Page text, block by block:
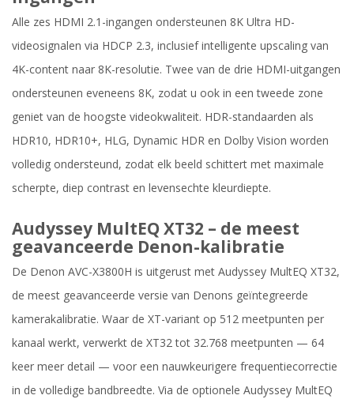
Alle zes HDMI 2.1-ingangen ondersteunen 8K Ultra HD-
videosignalen via HDCP 2.3, inclusief intelligente upscaling van
4K-content naar 8K-resolutie. Twee van de drie HDMI-uitgangen
ondersteunen eveneens 8K, zodat u ook in een tweede zone
geniet van de hoogste videokwaliteit. HDR-standaarden als
HDR10, HDR10+, HLG, Dynamic HDR en Dolby Vision worden
volledig ondersteund, zodat elk beeld schittert met maximale
scherpte, diep contrast en levensechte kleurdiepte.
Audyssey MultEQ XT32 – de meest
geavanceerde Denon-kalibratie
De Denon AVC-X3800H is uitgerust met Audyssey MultEQ XT32,
de meest geavanceerde versie van Denons geïntegreerde
kamerakalibratie. Waar de XT-variant op 512 meetpunten per
kanaal werkt, verwerkt de XT32 tot 32.768 meetpunten — 64
keer meer detail — voor een nauwkeurigere frequentiecorrectie
in de volledige bandbreedte. Via de optionele Audyssey MultEQ